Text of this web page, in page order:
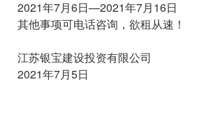
2021年7月6日—2021年7月16日
其他事项可电话咨询，欲租从速！
江苏银宝建设投资有限公司
2021年7月5日